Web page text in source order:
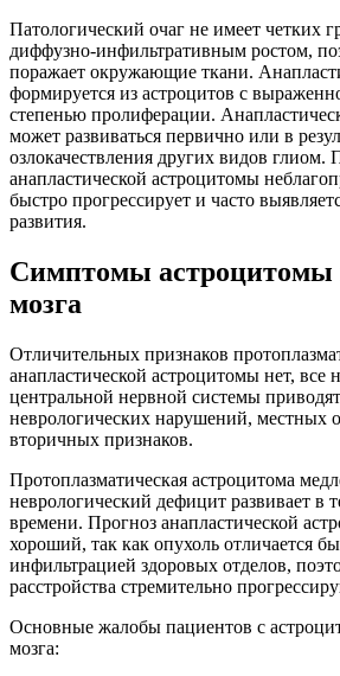
Патологический очаг не имеет четких
диффузно-инфильтративным ростом,
поражает окружающие ткани.
формируется из астроцитов с
степенью пролиферации.
может развиваться первично или в
озлокачествления других видов глиом.
анапластической астроцитомы
быстро прогрессирует и часто
развития.
Симптомы астроцитомы
мозга
Отличительных признаков
анапластической астроцитомы нет, все
центральной нервной системы
неврологических нарушений, местных
вторичных признаков.
Протоплазматическая астроцитома
неврологический дефицит развивает в
времени. Прогноз анапластической
хороший, так как опухоль отличается
инфильтрацией здоровых отделов,
расстройства стремительно
Основные жалобы пациентов с
мозга: